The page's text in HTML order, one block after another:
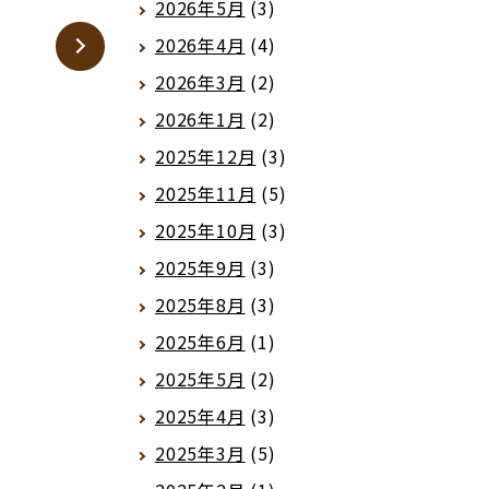
2026年5月 (3)
2026年4月 (4)
2026年3月 (2)
2026年1月 (2)
2025年12月 (3)
2025年11月 (5)
2025年10月 (3)
2025年9月 (3)
2025年8月 (3)
2025年6月 (1)
2025年5月 (2)
2025年4月 (3)
2025年3月 (5)